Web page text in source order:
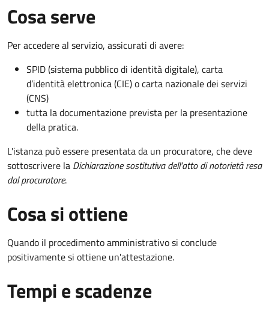
Cosa serve
Per accedere al servizio, assicurati di avere:
SPID (sistema pubblico di identità digitale), carta
d’identità elettronica (CIE) o carta nazionale dei servizi
(CNS)
tutta la documentazione prevista per la presentazione
della pratica.
L'istanza può essere presentata da un procuratore, che deve
sottoscrivere la Dichiarazione sostitutiva dell'atto di notorietà resa
dal procuratore.
Cosa si ottiene
Quando il procedimento amministrativo si conclude
positivamente si ottiene un'attestazione.
Tempi e scadenze